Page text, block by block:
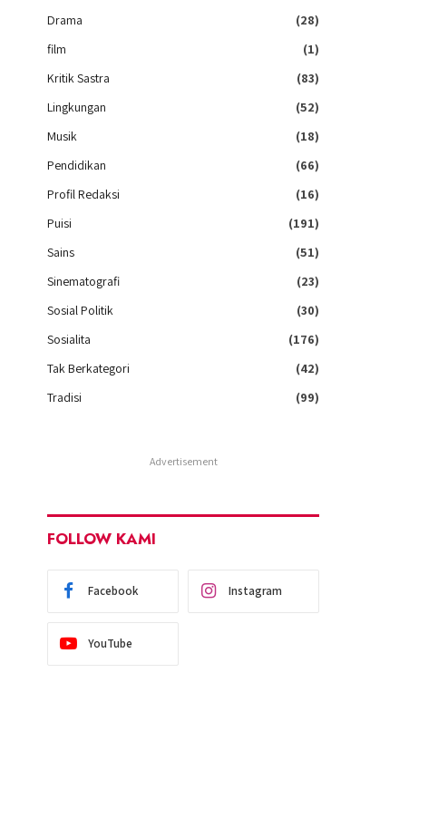
Drama
(28)
film
(1)
Kritik Sastra
(83)
Lingkungan
(52)
Musik
(18)
Pendidikan
(66)
Profil Redaksi
(16)
Puisi
(191)
Sains
(51)
Sinematografi
(23)
Sosial Politik
(30)
Sosialita
(176)
Tak Berkategori
(42)
Tradisi
(99)
Advertisement
FOLLOW KAMI
Facebook Instagram
YouTube